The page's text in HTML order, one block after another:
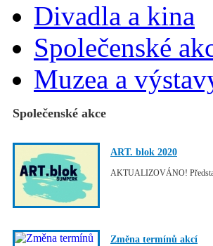
Divadla a kina
Společenské
Muzea a
Společenské akce
ART. blok 2020
AKTUALIZOVÁNO!
Změna termínů akcí